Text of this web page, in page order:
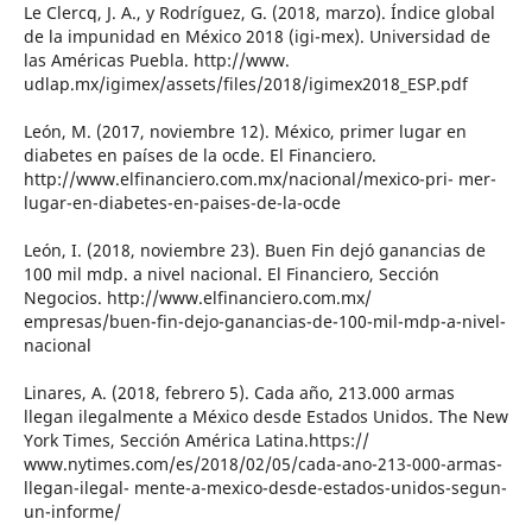
Le Clercq, J. A., y Rodríguez, G. (2018, marzo). Índice global
de la impunidad en México 2018 (igi-mex). Universidad de
las Américas Puebla. http://www.
udlap.mx/igimex/assets/files/2018/igimex2018_ESP.pdf
León, M. (2017, noviembre 12). México, primer lugar en
diabetes en países de la ocde. El Financiero.
http://www.elfinanciero.com.mx/nacional/mexico-pri- mer-
lugar-en-diabetes-en-paises-de-la-ocde
León, I. (2018, noviembre 23). Buen Fin dejó ganancias de
100 mil mdp. a nivel nacional. El Financiero, Sección
Negocios. http://www.elfinanciero.com.mx/
empresas/buen-fin-dejo-ganancias-de-100-mil-mdp-a-nivel-
nacional
Linares, A. (2018, febrero 5). Cada año, 213.000 armas
llegan ilegalmente a México desde Estados Unidos. The New
York Times, Sección América Latina.https://
www.nytimes.com/es/2018/02/05/cada-ano-213-000-armas-
llegan-ilegal- mente-a-mexico-desde-estados-unidos-segun-
un-informe/